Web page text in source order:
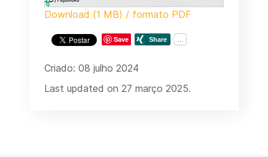
Download (1 MB) / formato PDF
Save
Criado: 08 julho 2024
Last updated on 27 março 2025.